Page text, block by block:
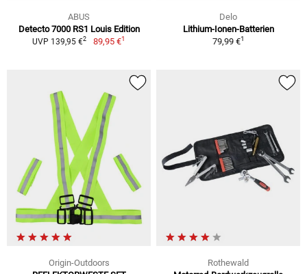
ABUS
Detecto 7000 RS1 Louis Edition
UVP 139,95 €2 89,95 €1
Delo
Lithium-Ionen-Batterien
79,99 €1
Origin-Outdoors
Rothewald